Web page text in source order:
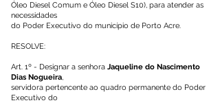
Óleo Diesel Comum e Óleo Diesel S10), para atender as
necessidades
do Poder Executivo do município de Porto Acre.
RESOLVE:
Art. 1º - Designar a senhora Jaqueline do Nascimento
Dias Nogueira,
servidora pertencente ao quadro permanente do Poder
Executivo do